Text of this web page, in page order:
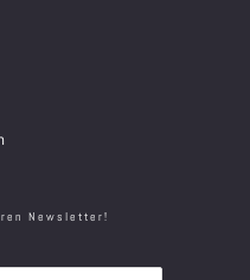
Newsletter!